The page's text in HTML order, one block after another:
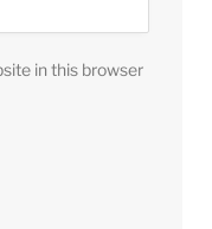
in this browser